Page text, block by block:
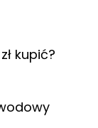
kupić?